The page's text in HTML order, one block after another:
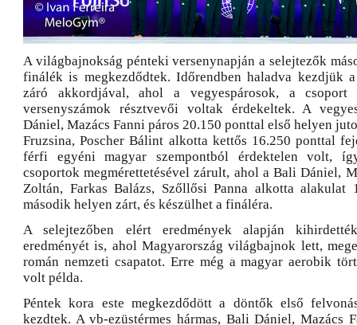
A világbajnokság pénteki versenynapján a selejtezők
finálék is megkezdődtek. Időrendben haladva kezdjük
záró akkordjával, ahol a vegyespárosok, a
versenyszámok résztvevői voltak érdekeltek. A
Dániel, Mazács Fanni páros 20.150 ponttal első helyen
Fruzsina, Poscher Bálint alkotta kettős 16.250 ponttal
férfi egyéni magyar szempontból érdektelen volt,
csoportok megmérettetésével zárult, ahol a Bali Dániel,
Zoltán, Farkas Balázs, Szőllősi Panna alkotta alakulat
második helyen zárt, és készülhet a fináléra.
A selejtezőben elért eredmények alapján
eredményét is, ahol Magyarország világbajnok lett,
román nemzeti csapatot. Erre még a magyar aerobik
volt példa.
Péntek kora este megkezdődött a döntők első
kezdtek. A vb-ezüstérmes hármas, Bali Dániel, Mazács